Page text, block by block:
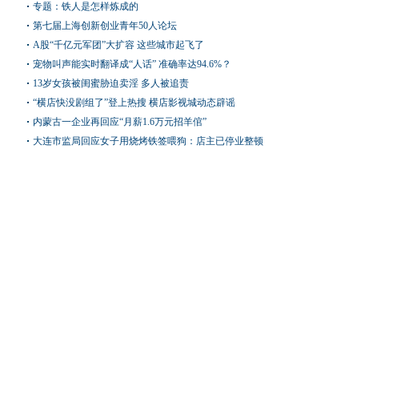
专题：铁人是怎样炼成的
第七届上海创新创业青年50人论坛
A股“千亿元军团”大扩容 这些城市起飞了
宠物叫声能实时翻译成“人话” 准确率达94.6%？
13岁女孩被闺蜜胁迫卖淫 多人被追责
“横店快没剧组了”登上热搜 横店影视城动态辟谣
内蒙古一企业再回应“月薪1.6万元招羊倌”
大连市监局回应女子用烧烤铁签喂狗：店主已停业整顿